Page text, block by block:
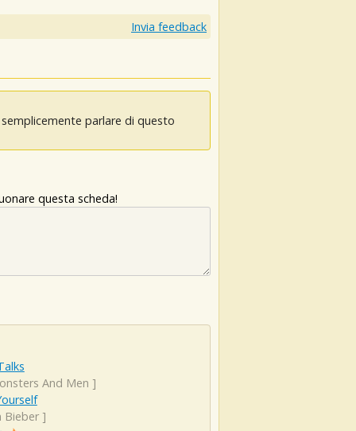
Invia feedback
parlare di questo
questa scheda!
And Men ]
Bieber]